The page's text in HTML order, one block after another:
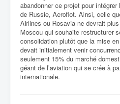
abandonner ce projet pour
de Russie, Aeroflot. Ainsi, celle
Airlines ou Rosavia ne devrait
Moscou qui souhaite restructurer
consolidation plutôt que la mise
devait initialement venir
seulement 15% du marché
géant de l’aviation qui se crée à
internationale.